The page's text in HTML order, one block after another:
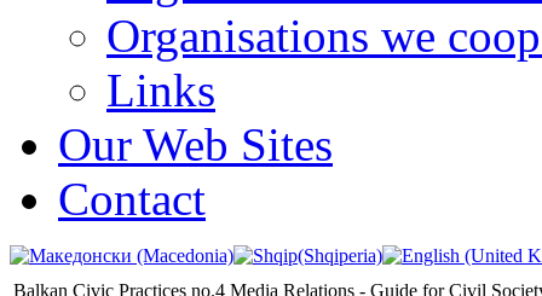
Organisations we
Links
Our Web Sites
Contact
Balkan Civic Practices no.4 Media Relations - Guide for Civil